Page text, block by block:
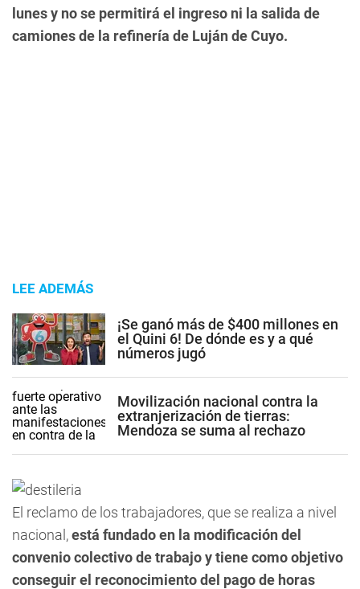
lunesy no se permitirá el ingreso ni la salida de
camiones de la refinería de Luján de Cuyo.
LEE ADEMÁS
¡Se ganó más de $400 millones en
el Quini 6! De dónde es y a qué
números jugó
Movilización nacional contra la
extranjerización de tierras:
Mendoza se suma al rechazo
El reclamo de los trabajadores, que se realiza a nivel
nacional,está fundado en la modificación del
convenio colectivo de trabajo y tiene como objetivo
conseguir el reconocimiento del pago de horas